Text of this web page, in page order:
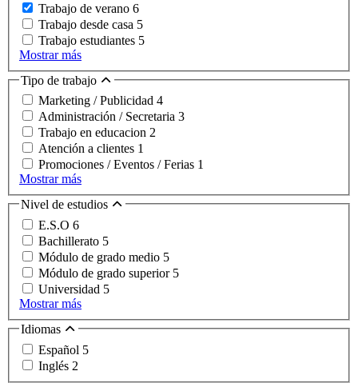
Trabajo de verano 6
Trabajo desde casa 5
Trabajo estudiantes 5
Mostrar más
Tipo de trabajo
Marketing / Publicidad 4
Administración / Secretaria 3
Trabajo en educacion 2
Atención a clientes 1
Promociones / Eventos / Ferias 1
Mostrar más
Nivel de estudios
E.S.O 6
Bachillerato 5
Módulo de grado medio 5
Módulo de grado superior 5
Universidad 5
Mostrar más
Idiomas
Español 5
Inglés 2